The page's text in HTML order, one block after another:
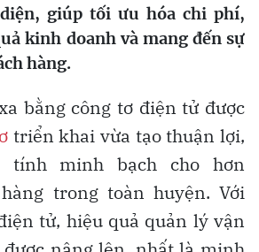
giúp tối ưu hóa chi phí,
kinh doanh và mang đến sự
hàng.
bằng công tơ điện tử được
triển khai vừa tạo thuận lợi,
tính minh bạch cho hơn
trong toàn huyện. Với
tử, hiệu quả quản lý vận